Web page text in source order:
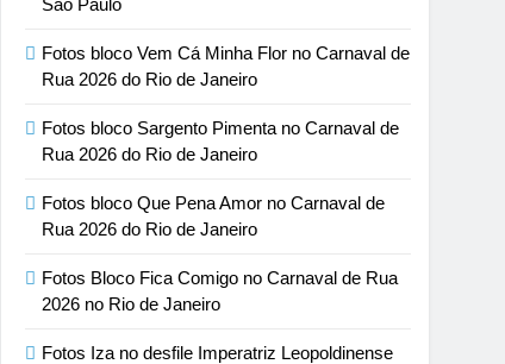
São Paulo
Fotos bloco Vem Cá Minha Flor no Carnaval de
Rua 2026 do Rio de Janeiro
Fotos bloco Sargento Pimenta no Carnaval de
Rua 2026 do Rio de Janeiro
Fotos bloco Que Pena Amor no Carnaval de
Rua 2026 do Rio de Janeiro
Fotos Bloco Fica Comigo no Carnaval de Rua
2026 no Rio de Janeiro
Fotos Iza no desfile Imperatriz Leopoldinense